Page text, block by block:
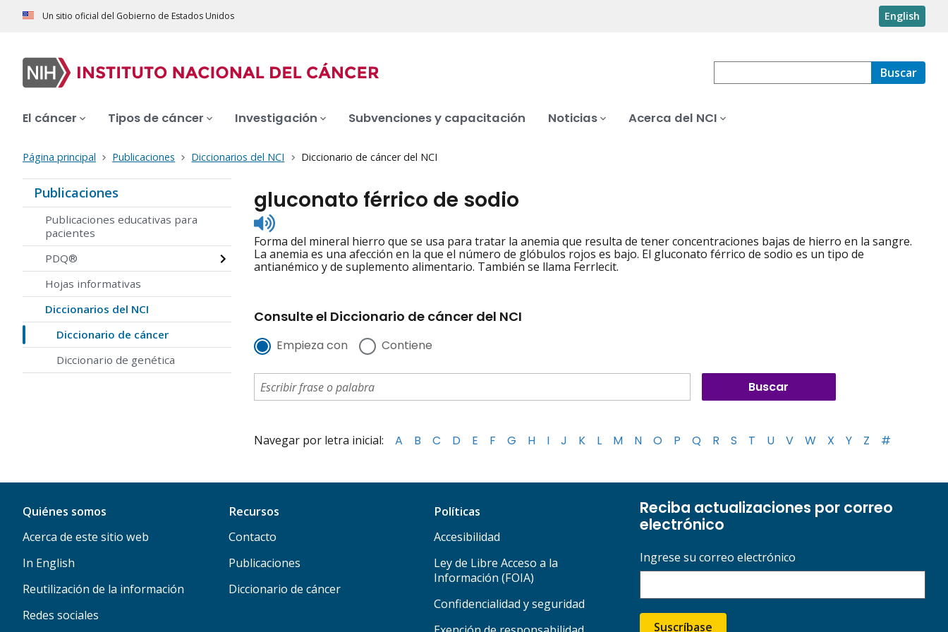
Un sitio oficial del Gobierno de Estados Unidos English
Buscar
El cáncer Tipos de cáncer Investigación Subvenciones y capacitación Noticias Acerca del NCI
Página principal Publicaciones Diccionarios del NCI Diccionario de cáncer del NCI
Publicaciones
Publicaciones educativas para
pacientes
PDQ®
Hojas informativas
Diccionarios del NCI
Diccionario de cáncer
Diccionario de genética
gluconato férrico de sodio
Listen
to
pronunciation
Forma del mineral hierro que se usa para tratar la anemia que resulta de tener concentraciones bajas de hierro en la sangre.
La anemia es una afección en la que el número de glóbulos rojos es bajo. El gluconato férrico de sodio es un tipo de
antianémico y de suplemento alimentario. También se llama Ferrlecit.
Consulte el Diccionario de cáncer del NCI
Empieza con Contiene
Navegar por letra inicial: A B C D E F G H I J K L M N O P Q R S T U V W X Y Z #
Quiénes somos
Acerca de este sitio web
In English
Reutilización de la información
Redes sociales
Recursos
Contacto
Publicaciones
Diccionario de cáncer
Políticas
Accesibilidad
Ley de Libre Acceso a la
Información (FOIA)
Confidencialidad y seguridad
Reciba actualizaciones por correo
electrónico
Ingrese su correo electrónico
Suscríbase